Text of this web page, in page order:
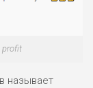
profit
называет